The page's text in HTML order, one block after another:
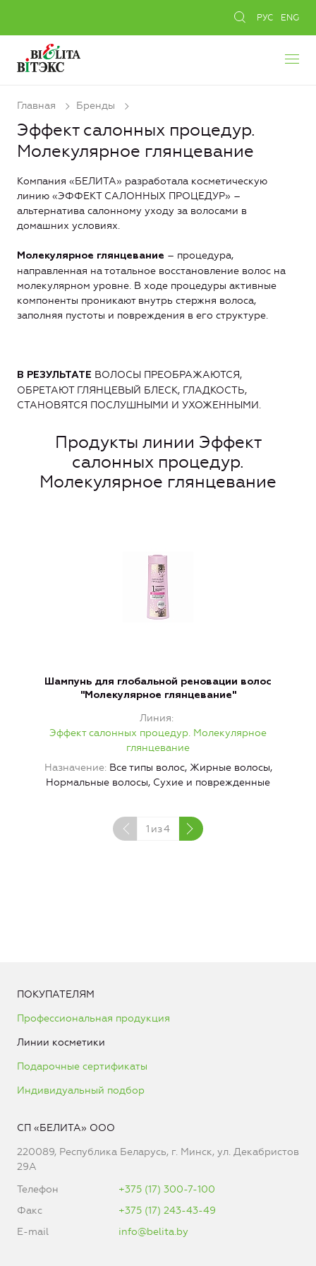
РУС ENG
Главная Бренды
Эффект салонных процедур.
Молекулярное глянцевание
Компания «БЕЛИТА» разработала косметическую
линию «ЭФФЕКТ САЛОННЫХ ПРОЦЕДУР» –
альтернатива салонному уходу за волосами в
домашних условиях.
Молекулярное глянцевание – процедура,
направленная на тотальное восстановление волос на
молекулярном уровне. В ходе процедуры активные
компоненты проникают внутрь стержня волоса,
заполняя пустоты и повреждения в его структуре.
В РЕЗУЛЬТАТЕ ВОЛОСЫ ПРЕОБРАЖАЮТСЯ,
ОБРЕТАЮТ ГЛЯНЦЕВЫЙ БЛЕСК, ГЛАДКОСТЬ,
СТАНОВЯТСЯ ПОСЛУШНЫМИ И УХОЖЕННЫМИ.
Продукты линии Эффект
салонных процедур.
Молекулярное глянцевание
Шампунь для глобальной реновации волос
"Молекулярное глянцевание"
Линия
Эффект салонных процедур. Молекулярное
глянцевание
Назначение Все типы волос, Жирные волосы,
Нормальные волосы, Сухие и поврежденные
1 из4
ПОКУПАТЕЛЯМ
Профессиональная продукция
Линии косметики
Подарочные сертификаты
Индивидуальный подбор
СП «БЕЛИТА» ООО
220089, Республика Беларусь, г. Минск, ул. Декабристов
29А
Телефон
+375 (17) 300-7-100
Факс
+375 (17) 243-43-49
E-mail
info@belita.by